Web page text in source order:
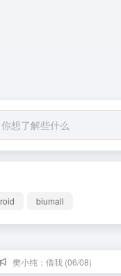
biumall
樊小纯：借我 (06/08)